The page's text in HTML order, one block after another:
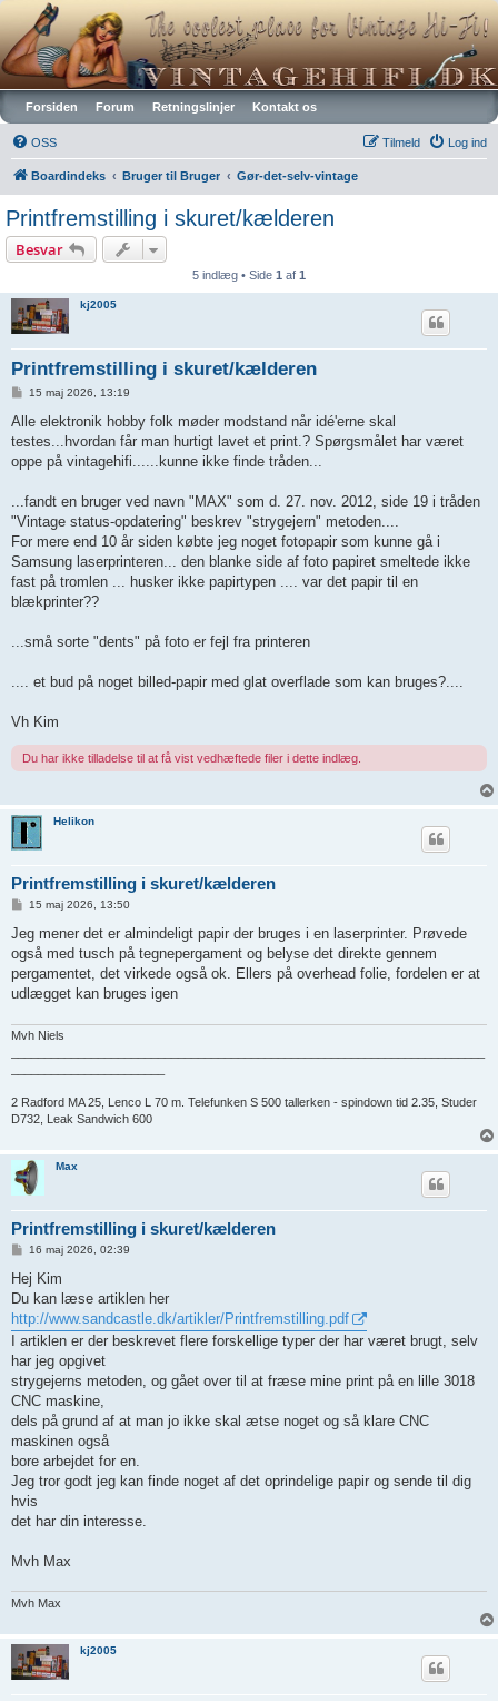
Vintagehifi.dk
Forsiden Forum Retningslinjer Kontakt os
OSS Log ind
Tilmeld
Boardindeks Bruger til Bruger Gør-det-selv-vintage
Printfremstilling i skuret/kælderen
Besvar
5 indlæg • Side 1 af 1
kj2005
Printfremstilling i skuret/kælderen
d
æ
g
15 maj 2026, 13:19
Alle elektronik hobby folk møder modstand når idé'erne skal
testes...hvordan får man hurtigt lavet et print.? Spørgsmålet har været
oppe på vintagehifi......kunne ikke finde tråden...
...fandt en bruger ved navn "MAX" som d. 27. nov. 2012, side 19 i tråden
"Vintage status-opdatering" beskrev "strygejern" metoden....
For mere end 10 år siden købte jeg noget fotopapir som kunne gå i
Samsung laserprinteren... den blanke side af foto papiret smeltede ikke
fast på tromlen ... husker ikke papirtypen .... var det papir til en
blækprinter??
...små sorte "dents" på foto er fejl fra printeren
.... et bud på noget billed-papir med glat overflade som kan bruges?....
Vh Kim
Du har ikke tilladelse til at få vist vedhæftede filer i dette indlæg.
Helikon
Printfremstilling i skuret/kælderen
d
æ
g
15 maj 2026, 13:50
Jeg mener det er almindeligt papir der bruges i en laserprinter. Prøvede
også med tusch på tegnepergament og belyse det direkte gennem
pergamentet, det virkede også ok. Ellers på overhead folie, fordelen er at
udlægget kan bruges igen
Mvh Niels
2 Radford MA 25, Lenco L 70 m. Telefunken S 500 tallerken - spindown tid 2.35, Studer
D732, Leak Sandwich 600
Max
Printfremstilling i skuret/kælderen
d
æ
g
16 maj 2026, 02:39
Hej Kim
Du kan læse artiklen her
http://www.sandcastle.dk/artikler/Printfremstilling.pdf
I artiklen er der beskrevet flere forskellige typer der har været brugt, selv
har jeg opgivet
strygejerns metoden, og gået over til at fræse mine print på en lille 3018
CNC maskine,
dels på grund af at man jo ikke skal ætse noget og så klare CNC
maskinen også
bore arbejdet for en.
Jeg tror godt jeg kan finde noget af det oprindelige papir og sende til dig
hvis
det har din interesse.
Mvh Max
Mvh Max
kj2005